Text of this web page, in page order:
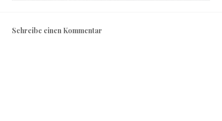
Schreibe einen Kommentar